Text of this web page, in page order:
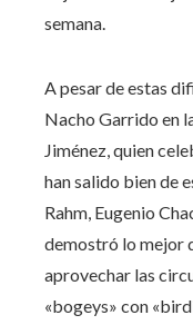
semana.
A pesar de estas
Nacho Garrido en
Jiménez, quien
han salido bien de
Rahm, Eugenio
demostró lo mejor
aprovechar las
«bogeys» con